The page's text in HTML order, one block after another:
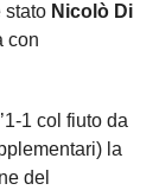
stato Nicolò Di
con
1 col fiuto da
la
del